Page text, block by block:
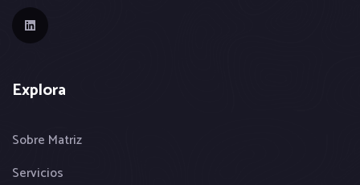
Explora
Sobre Matriz
Servicios